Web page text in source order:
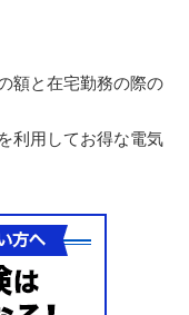
額と在宅勤務の際の
利用してお得な電気